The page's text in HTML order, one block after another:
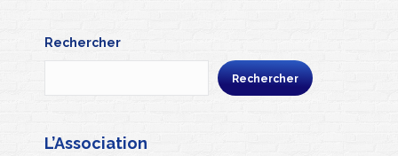
Rechercher
Rechercher
L’Association